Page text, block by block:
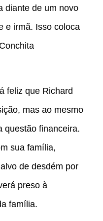
diante de um novo
e irmã. Isso coloca
feliz que Richard
mas ao mesmo
questão financeira.
sua família,
de desdém por
preso à
família.